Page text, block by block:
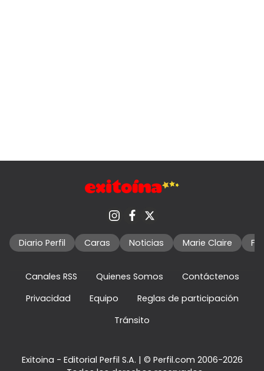
Diario Perfil Caras Noticias Marie Claire
Canales RSS Quienes Somos
Contáctenos
Privacidad
Equipo
Reglas de participación
Tránsito
Exitoina - Editorial Perfil S.A. | © Perfil.com 2006-2026